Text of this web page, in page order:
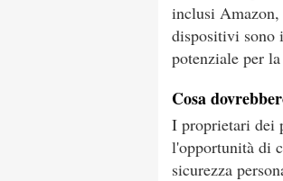
inclusi
dispositivi sono
potenziale per
Cosa
I proprietari dei
l'opportunità di
sicurezza